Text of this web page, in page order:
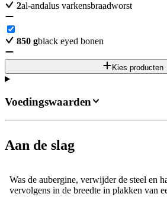
2al-andalus varkensbraadworst
850 gblack eyed bonen
Kies producten
Aan de slag
Was de aubergine, verwijder de steel en
vervolgens in de breedte in plakken van
Voedingswaarden